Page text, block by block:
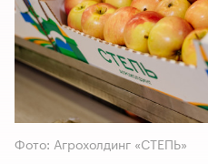
Фото: Агрохолдинг «СТЕПЬ»